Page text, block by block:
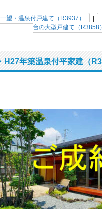
望・温泉付戸建て（R3937）
台の大型戸建て（R3858）
年築温泉付平家建（